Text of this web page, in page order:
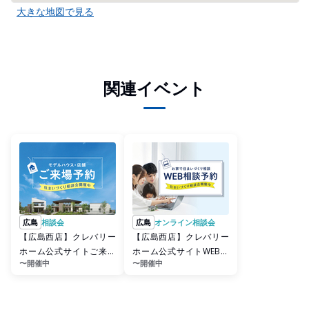
大きな地図で見る
関連イベント
広島 相談会
【広島西店】クレバリー
ホーム公式サイトご来場
予約
〜開催中
広島 オンライン相談会
【広島西店】クレバリー
ホーム公式サイトWEBご
相談予約
〜開催中